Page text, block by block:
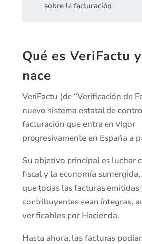
sobre la facturación
Qué es VeriFactu
nace
VeriFactu (de “Verificación de
nuevo sistema estatal de
facturación que entra en vigor
progresivamente en España a
Su objetivo principal es luchar
fiscal y la economía
que todas las facturas emitidas
contribuyentes sean íntegras,
verificables por Hacienda.
Hasta ahora, las facturas